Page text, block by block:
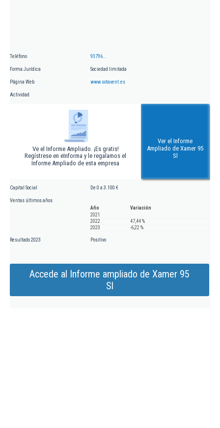
Teléfono 93796...
Forma Jurídica Sociedad limitada
Página Web www.sotavent.es
Actividad
Ve el Informe Ampliado. ¡Es gratis!
Regístrese en eInforma y le regalamos el
Informe Ampliado de esta empresa
Ver el Informe
Ampliado de Xamer 95
Sl
Capital Social De 0 a 3.100 €
Ventas últimos años
Año
Variación
2021
2022
47,44 %
2023
-6,22 %
Resultado 2023 Positivo
Accede al Informe ampliado de Xamer 95
Sl